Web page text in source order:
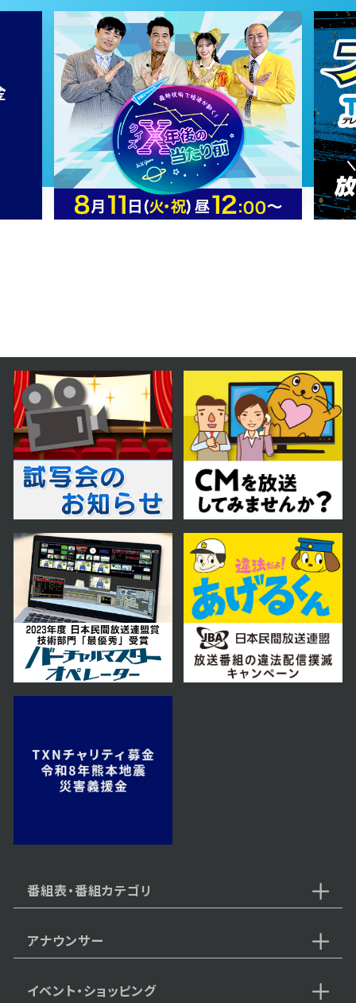
2024年07月15日 放送
第61話
2024年07月12日 放送
第60話
2024年07月10日 放送
第58話
2024年07月09日 放送
第57話
2024年07月08日 放送
第56話
第55話
番組表・番組カテゴリ
アナウンサー
イベント・ショッピング